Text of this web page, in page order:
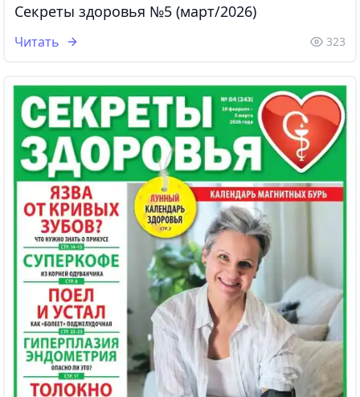
Секреты здоровья №5 (март/2026)
Читать 323